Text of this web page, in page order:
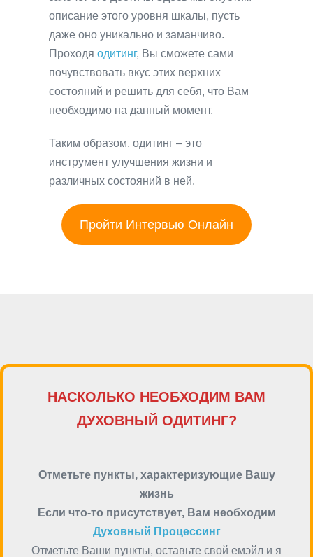
описание этого уровня шкалы, пусть
даже оно уникально и заманчиво.
Проходя одитинг, Вы сможете сами
почувствовать вкус этих верхних
состояний и решить для себя, что Вам
необходимо на данный момент.
Таким образом, одитинг – это
инструмент улучшения жизни и
различных состояний в ней.
Пройти Интервью Онлайн
НАСКОЛЬКО НЕОБХОДИМ ВАМ
ДУХОВНЫЙ ОДИТИНГ?
Отметьте пункты, характеризующие Вашу
жизнь
Если что-то присутствует, Вам необходим
Духовный Процессинг
Отметьте Ваши пункты, оставьте свой емэйл и я